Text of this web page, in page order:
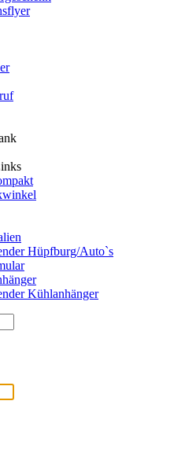
Hüpfburg/Auto`s
Kühlanhänger